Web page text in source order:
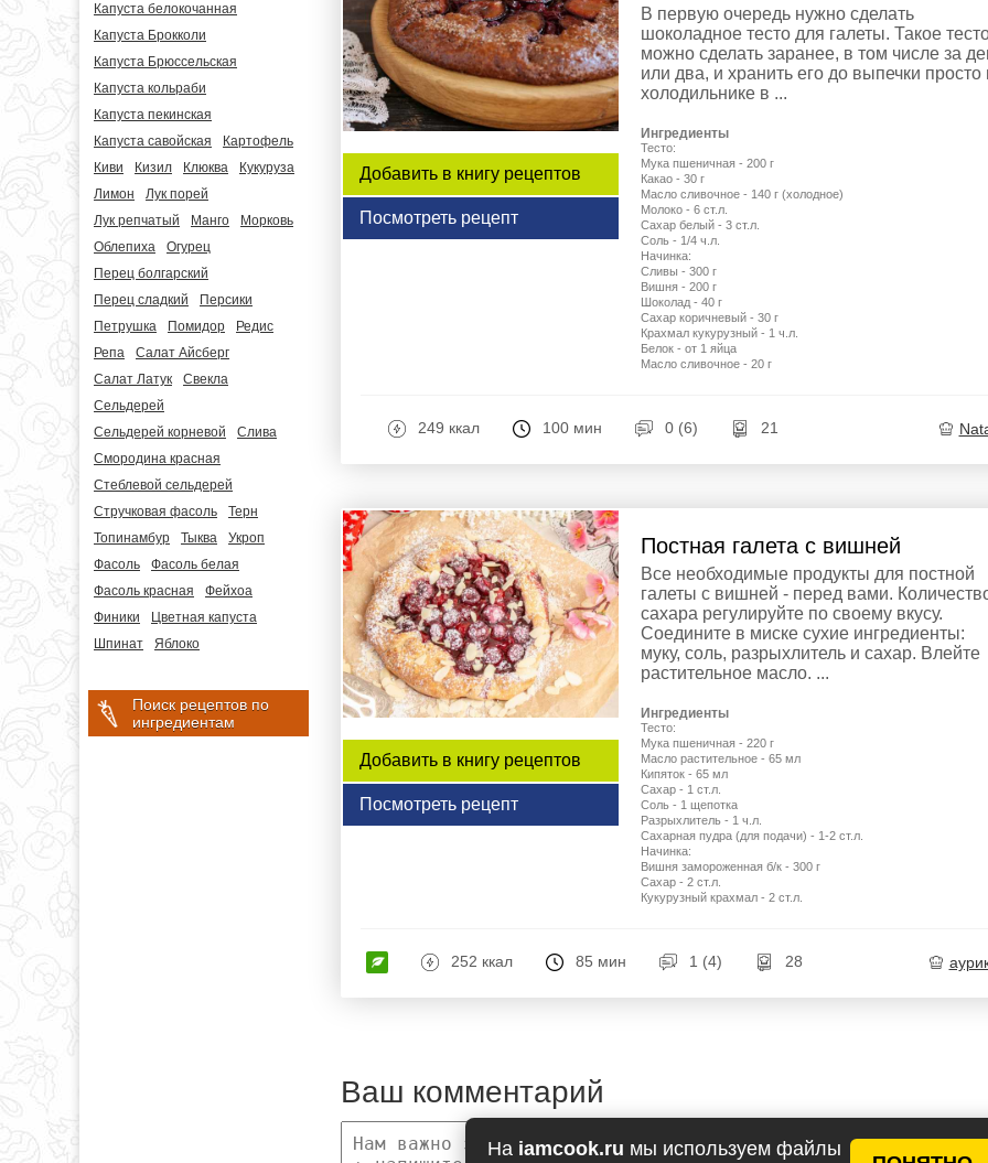
На iamcook.ru мы используем файлы
Капуста белокочанная
Капуста Брокколи
Капуста Брюссельская
Капуста кольраби
Капуста пекинская
Капуста савойская
Картофель
Киви
Кизил Клюква
Кукуруза
Лимон
Лук порей
Лук репчатый
Манго
Морковь
Облепиха
Огурец
Перец болгарский
Перец сладкий
Персики
Петрушка
Помидор
Редис
Репа
Салат Айсберг
Салат Латук
Свекла
Сельдерей
Сельдерей корневой
Слива
Смородина красная
Стеблевой сельдерей
Стручковая фасоль
Терн
Топинамбур
Тыква
Укроп
Фасоль
Фасоль белая
Фасоль красная
Фейхоа
Финики
Цветная капуста
Шпинат
Яблоко
Поиск рецептов по
ингредиентам
Добавить в книгу рецептов
Посмотреть рецепт
В первую очередь нужно сделать
шоколадное тесто для галеты. Такое
можно сделать заранее, в том числе за
или два, и хранить его до выпечки просто
холодильнике в ...
Ингредиенты
Тесто:
Мука пшеничная - 200 г
Какао - 30 г
Масло сливочное - 140 г (холодное)
Молоко - 6 ст.л.
Сахар белый - 3 ст.л.
Соль - 1/4 ч.л.
Начинка:
Сливы - 300 г
Вишня - 200 г
Шоколад - 40 г
Сахар коричневый - 30 г
Крахмал кукурузный - 1 ч.л.
Белок - от 1 яйца
Масло сливочное - 20 г
249 ккал 100 мин 0 (6) 21
Добавить в книгу рецептов
Посмотреть рецепт
Постная галета с вишней
Все необходимые продукты для постной
галеты с вишней - перед вами.
сахара регулируйте по своему вкусу.
Соедините в миске сухие ингредиенты:
муку, соль, разрыхлитель и сахар. Влейте
растительное масло. ...
Ингредиенты
Тесто:
Мука пшеничная - 220 г
Масло растительное - 65 мл
Кипяток - 65 мл
Сахар - 1 ст.л.
Соль - 1 щепотка
Разрыхлитель - 1 ч.л.
Сахарная пудра (для подачи) - 1-2 ст.л.
Начинка:
Вишня замороженная б/к - 300 г
Сахар - 2 ст.л.
Кукурузный крахмал - 2 ст.л.
252 ккал 85 мин 1 (4) 28
Ваш комментарий